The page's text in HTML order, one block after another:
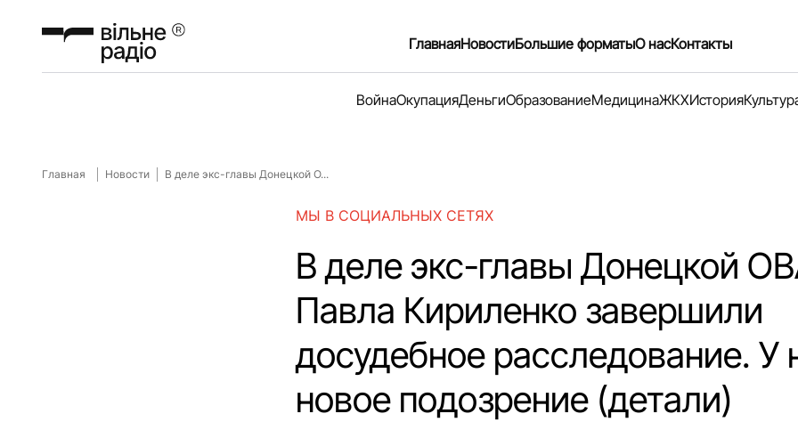
ГлавнаяНовостиБольшие форматыО насКонтакты
ВойнаОкупацияДеньгиОбразованиеМедицинаЖКХИстория
Главная Новости В деле экс-главы Донецкой О...
МЫ В СОЦИАЛЬНЫХ СЕТЯХ
В деле экс-главы Донецкой
Павла Кириленко завершили
досудебное расследование. У
новое подозрение (детали)